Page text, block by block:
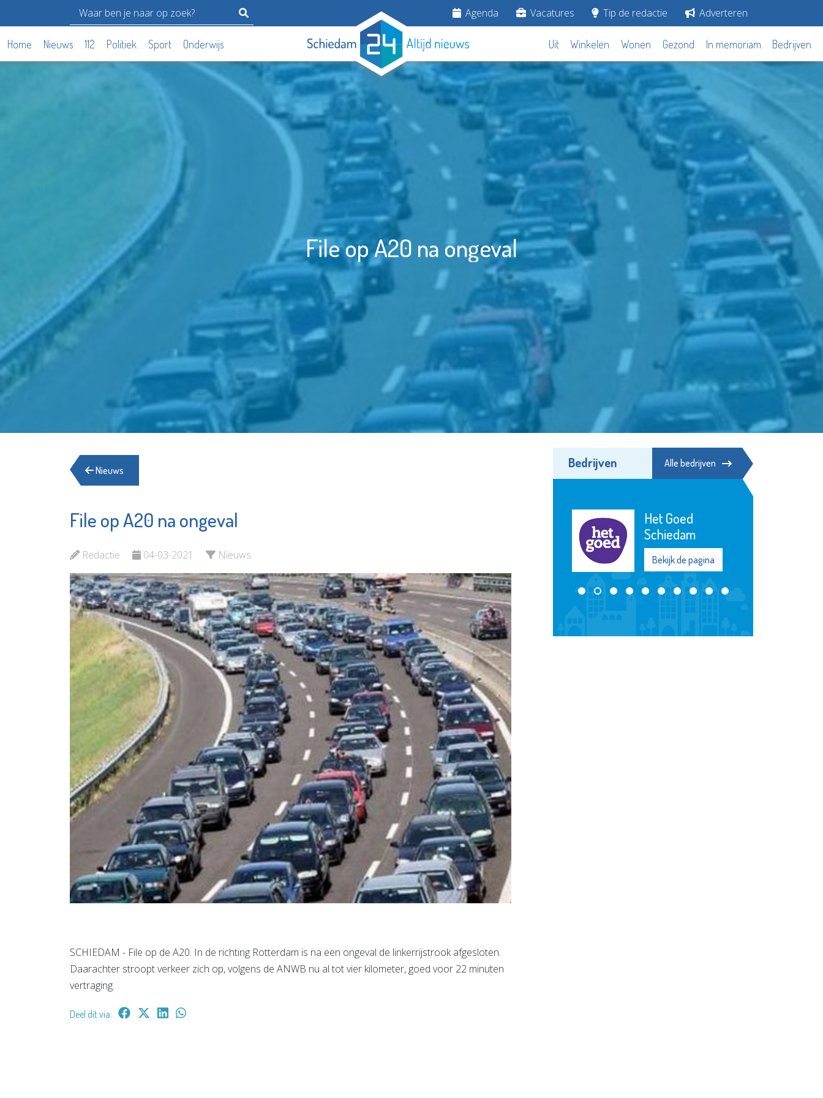
Agenda Vacatures Tip de redactie Adverteren
Home Nieuws 112 Politiek Sport Onderwijs Uit Winkelen Wonen Gezond In memoriam Bedrijven
File op A20 na ongeval
Nieuws
File op A20 na ongeval
Redactie 04-03-2021 Nieuws
SCHIEDAM - File op de A20. In de richting Rotterdam is na een ongeval de linkerrijstrook afgesloten.
Daarachter stroopt verkeer zich op, volgens de ANWB nu al tot vier kilometer, goed voor 22 minuten
vertraging.
Deel dit via:
Bedrijven Alle bedrijven
Fonds Schiedam
Vlaardingen e.o.
Bekijk de pagina
Stadsgehoorzaal
Bekijk de pagina
Open Art
Exchange
Bekijk de pagina